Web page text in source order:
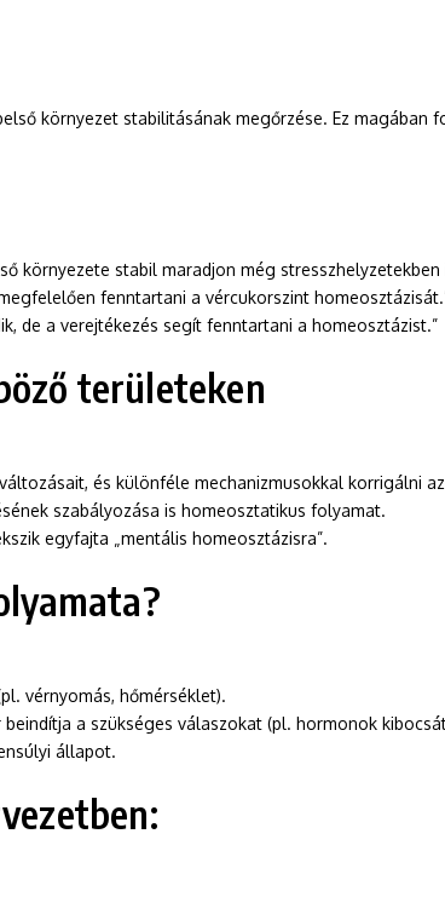
környezet stabilitásának megőrzése. Ez
környezete stabil maradjon még stresszhelyzetekben
fenntartani a vércukorszint
de a verejtékezés segít fenntartani a homeosztázist.”
területeken
és különféle mechanizmusokkal korrigálni
szabályozása is homeosztatikus folyamat.
egyfajta „mentális homeosztázisra”.
vérnyomás, hőmérséklet).
a szükséges válaszokat (pl. hormonok
állapot.